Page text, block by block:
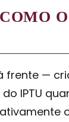
frente —
IPTU